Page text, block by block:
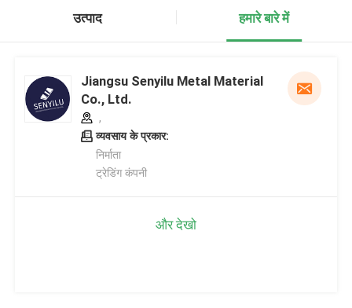
उत्पाद हमारे बारे में
Jiangsu Senyilu Metal Material
Co., Ltd.
,
व्यवसाय के प्रकार:
निर्माता
ट्रेडिंग कंपनी
और देखो